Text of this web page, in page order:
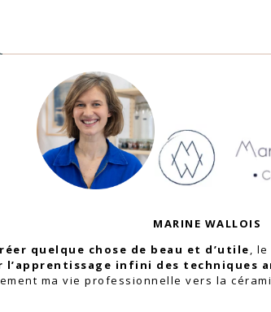
MARINE WALLOIS
quelque chose de beau et d’utile,
l’apprentissage infini des techniques
ma vie professionnelle vers la